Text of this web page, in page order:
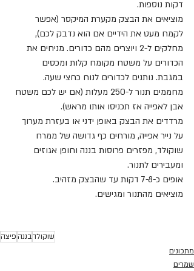
דקות נוספות.
מוציאים את הבצק מקערת המיקסר (אפשר
לקמח מעט את הידיים אם הוא נדבק לכם),
מחלקים ל-2 ויוצרים מהם כדורים. מניחים את
הכדורים על משטח מקומח קלות ומכסים
במגבת. נותנים לכדורים לנוח כחצי שעה.
מחממים תנור ל-250 מעלות (אם יש לכם משטח
אבן לאפייה אז תכניסו אותו מראש).
מרדדים את הבצק באופן ידני או בעזרת מערוך
על נייר אפייה, מורחים כף גדושה של ממרח
שוקולד, מפזרים פרוסות בננה וחופן אגוזים
ומעבירים לתנור.
אופים כ-7-8 דקות עד שהבצק מזהיב.
מוציאים מהתנור ומגישים.
שוקולדבננהפיצה
מתכונים
שמרים